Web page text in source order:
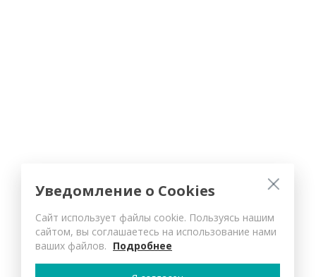
Уведомление о Cookies
Сайт использует файлы cookie. Пользуясь нашим
сайтом, вы соглашаетесь на использование нами
ваших файлов. Подробнее